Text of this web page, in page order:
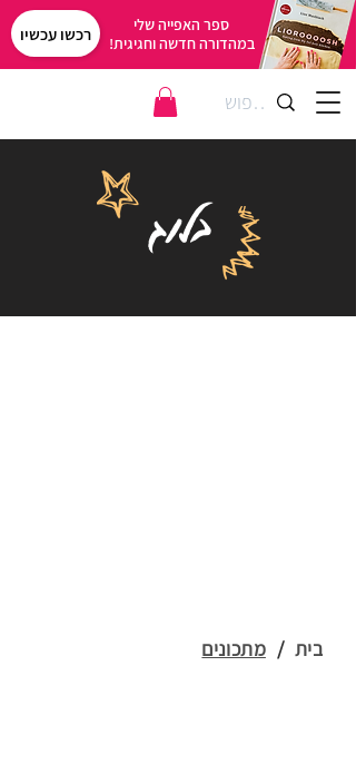
רכשו עכשיו
ספר האפייה שלי
במהדורה חדשה וחגיגית!
בלוג
בית / מתכונים